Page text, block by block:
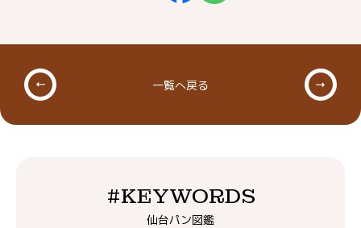
一覧へ戻る
#KEYWORDS
仙台パン図鑑